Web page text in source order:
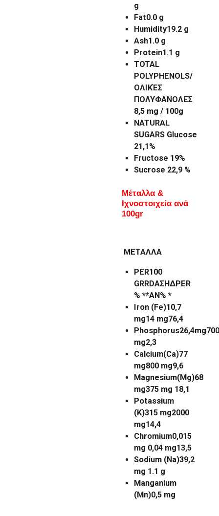
g
Fat0.0 g
Humidity19.2 g
Ash1.0 g
Protein1.1 g
TOTAL
POLYPHENOLS/
ΟΛΙΚΈΣ
ΠΟΛΥΦΑΝΟΛΕΣ
8,5 mg / 100g
NATURAL
SUGARS Glucose
21,1%
Fructose 19%
Sucrose 22,9 %
Μέταλλα &
Ιχνοστοιχεία ανά
100gr
ΜΕΤΑΛΛA
PER100
GRRDAΣΗΔPER
% **ΑΝ% *
Iron (Fe)10,7
mg14 mg76,4
Phosphorus26,4mg700
mg2,3
Calcium(Ca)77
mg800 mg9,6
Magnesium(Mg)68
mg375 mg 18,1
Potassium
(K)315 mg2000
mg14,4
Chromium0,015
mg 0,04 mg13,5
Sodium (Na)39,2
mg 1.1 g
Manganium
(Mn)0,5 mg